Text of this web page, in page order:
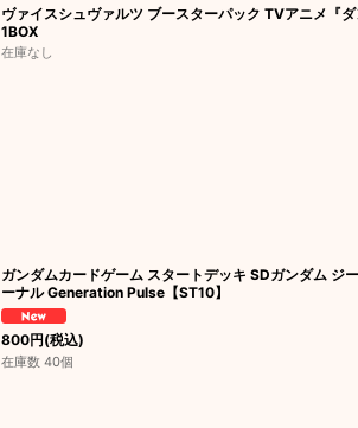
ヴァイスシュヴァルツ ブースターパック TVアニメ『
1BOX
在庫なし
ガンダムカードゲーム スタートデッキ SDガンダム ジ
ーナル Generation Pulse【ST10】
800円(税込)
在庫数 40個